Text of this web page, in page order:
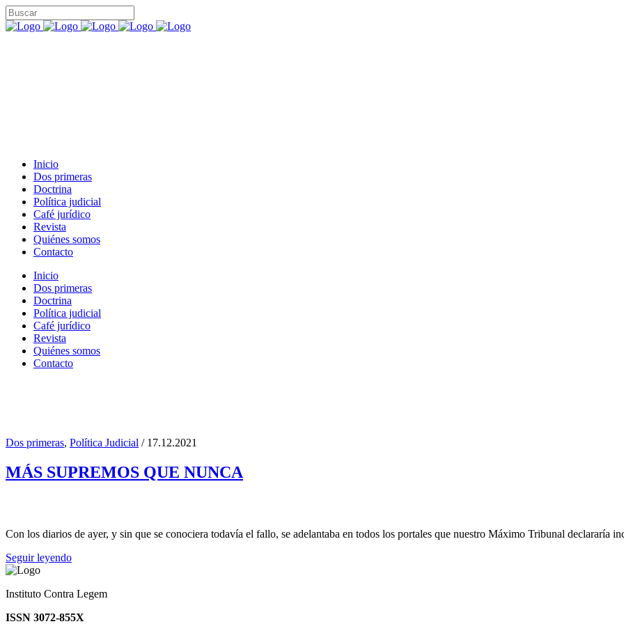
Inicio
Dos primeras
Doctrina
Política judicial
Café jurídico
Revista
Quiénes somos
Contacto
Inicio
Dos primeras
Doctrina
Política judicial
Café jurídico
Revista
Quiénes somos
Contacto
#CORTESUPREMA #LOSSUPREMOS
Dos primeras, Política Judicial / 17.12.2021
MÁS SUPREMOS QUE NUNCA
Con los diarios de ayer, y sin que se conociera todavía el fallo, se adelantaba en todos los portales que nuestro Máximo Tribunal declararía
Seguir leyendo
Instituto Contra Legem
ISSN 3072-855X